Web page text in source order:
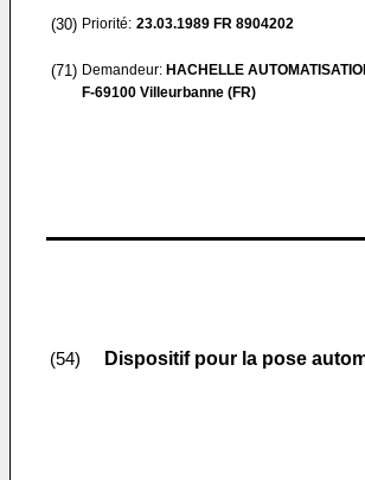
(30) Priorité: 23.03.1989 FR 8904202
(71) Demandeur: HACHELLE
F-69100 Villeurbanne (FR)
(54) Dispositif pour la pose